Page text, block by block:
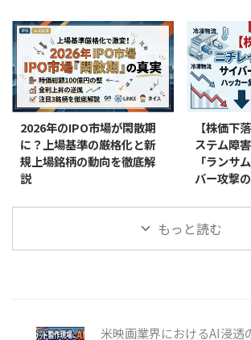
2026年のIPO市場が閑散期
に？上場基準の厳格化と新
規上場銘柄の動向を徹底解
説
【株価下
ステム障
「ランサ
バー攻撃
もっと読む
米映画業界におけるAI浸透